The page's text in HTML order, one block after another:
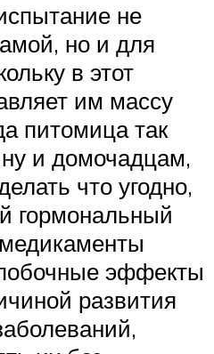
не
но и для
в этот
им массу
питомица так
и домочадцам,
что угодно,
гормональный
эффекты
развития